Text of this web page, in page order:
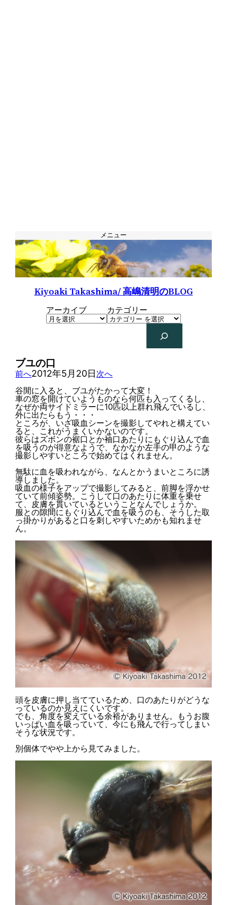
メニュー
Kiyoaki Takashima/ 高嶋清明のBLOG
アーカイブ
カテゴリー
ブユの口
前へ2012年5月20日 次へ
谷閒に入ると、ブユがたかって大変！
車の窓を開けていようものなら何匹も入ってくるし、
なぜか両サイドミラーに10匹以上群れ飛んでいるし、
外に出たらもう・・・
ところが、いざ吸血シーンを撮影してやれと構えてい
ると、これがうまくいかないのです。
彼らはズボンの裾口とか袖口あたりにもぐり込んで血
を吸うのが得意なようで、なかなか左手の甲のような
撮影しやすいところで始めてはくれません。
無駄に血を吸われながら、なんとかうまいところに誘
導しました。
吸血の様子をアップで撮影してみると、前脚を浮かせ
ていて前傾姿勢。こうして口のあたりに体重を乗せ
て、皮膚を貫いているということなんでしょうか。
服との隙間にもぐり込んで血を吸うのも、そうした取
っ掛かりがあると口を刺しやすいためかも知れませ
ん。
頭を皮膚に押し当てているため、口のあたりがどうな
っているのか見えにくいです。
でも、角度を変えている余裕がありません。もうお腹
いっぱい血を吸っていて、今にも飛んで行ってしまい
そうな状況です。
別個体でやや上から見てみました。